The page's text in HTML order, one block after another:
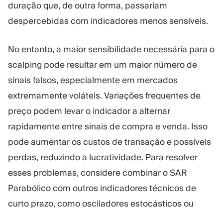
duração que, de outra forma, passariam
despercebidas com indicadores menos sensíveis.
No entanto, a maior sensibilidade necessária para o
scalping pode resultar em um maior número de
sinais falsos, especialmente em mercados
extremamente voláteis. Variações frequentes de
preço podem levar o indicador a alternar
rapidamente entre sinais de compra e venda. Isso
pode aumentar os custos de transação e possíveis
perdas, reduzindo a lucratividade. Para resolver
esses problemas, considere combinar o SAR
Parabólico com outros indicadores técnicos de
curto prazo, como osciladores estocásticos ou